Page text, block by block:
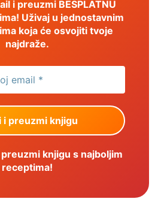
i preuzmi BESPLATNU
Uživaj u jednostavnim
koja će osvojiti tvoje
najdraže.
knjigu s najboljim
receptima!